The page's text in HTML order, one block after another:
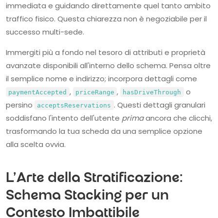
immediata e guidando direttamente quel tanto ambito
traffico fisico. Questa chiarezza non è negoziabile per il
successo multi-sede.
Immergiti più a fondo nel tesoro di attributi e proprietà
avanzate disponibili all'interno dello schema. Pensa oltre
il semplice nome e indirizzo; incorpora dettagli come
paymentAccepted , priceRange , hasDriveThrough
o
persino
acceptsReservations . Questi dettagli granulari
soddisfano l'intento dell'utente primaancora che clicchi,
trasformando la tua scheda da una semplice opzione
alla scelta ovvia.
L'Arte della Stratificazione:
Schema Stacking per un
Contesto Imbattibile